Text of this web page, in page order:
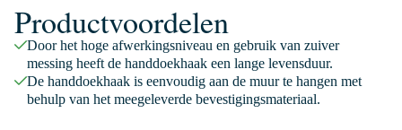
Productvoordelen
Door het hoge afwerkingsniveau en gebruik van zuiver
messing heeft de handdoekhaak een lange levensduur.
De handdoekhaak is eenvoudig aan de muur te hangen met
behulp van het meegeleverde bevestigingsmateriaal.